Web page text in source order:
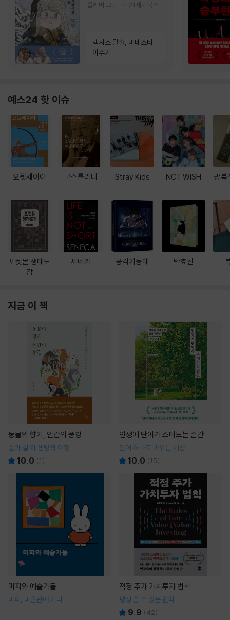
21세기북스
텍사스 탈출, 미네소타
이주기
예스24 핫 이슈
오뒷세이아
포켓몬 생태도
감
코스톨라니
세네카
Stray Kids
공각기동대
NCT WISH
박효신
광복
지금 이 책
동물의 향기, 인간의 풍경
숲과 길 위 생명의 여정
10.0 (1 )
인생에 단어가 스며드는 순간
단어 하나로 바뀌는 세상
10.0 (15)
미피와 예술가들
미피, 미술관에 가다
적정 주가 가치투자 법칙
평생 쓸 수 있는 원칙
9.9 (42)